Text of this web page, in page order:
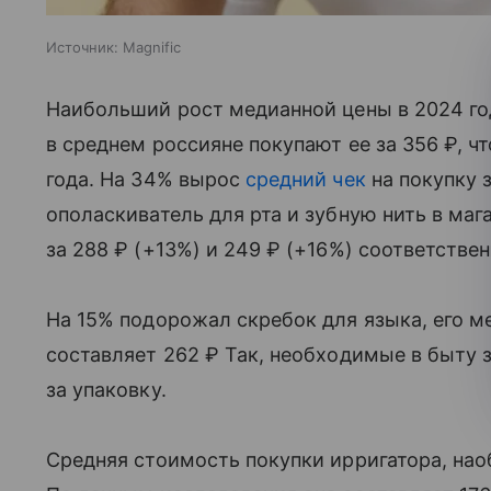
Источник: Magnific
Наибольший рост медианной цены в 2024
в среднем россияне покупают ее за 356 ₽,
года. На 34% вырос средний чек на покупку
ополаскиватель для рта и зубную нить в
за 288 ₽ (+13%) и 249 ₽ (+16%)
На 15% подорожал скребок для языка, его
составляет 262 ₽ Так, необходимые в быту
за упаковку.
Средняя стоимость покупки ирригатора,